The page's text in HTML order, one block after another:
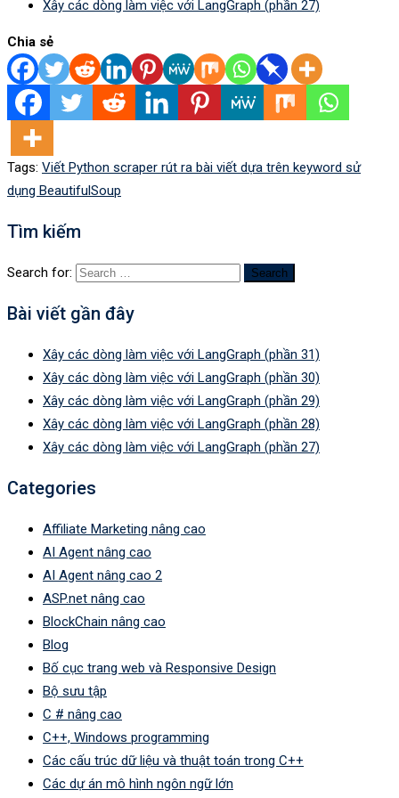
Xây các dòng làm việc với LangGraph (phần 27)
Chia sẻ
Tags: Viết Python scraper rút ra bài viết dựa trên keyword sử
dụng BeautifulSoup
Tìm kiếm
Search for:
Bài viết gần đây
Xây các dòng làm việc với LangGraph (phần 31)
Xây các dòng làm việc với LangGraph (phần 30)
Xây các dòng làm việc với LangGraph (phần 29)
Xây các dòng làm việc với LangGraph (phần 28)
Xây các dòng làm việc với LangGraph (phần 27)
Categories
Affiliate Marketing nâng cao
AI Agent nâng cao
AI Agent nâng cao 2
ASP.net nâng cao
BlockChain nâng cao
Blog
Bố cục trang web và Responsive Design
Bộ sưu tập
C # nâng cao
C++, Windows programming
Các cấu trúc dữ liệu và thuật toán trong C++
Các dự án mô hình ngôn ngữ lớn